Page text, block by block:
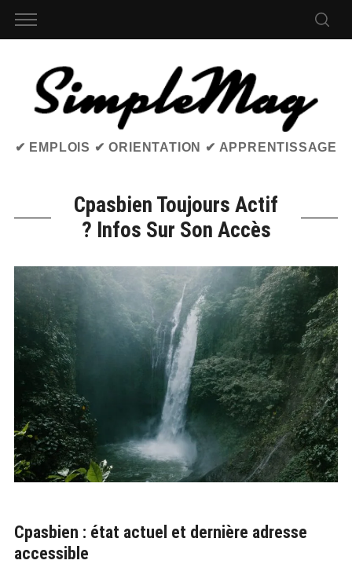
✔ EMPLOIS ✔ ORIENTATION ✔ APPRENTISSAGE
Cpasbien Toujours Actif
? Infos Sur Son Accès
Cpasbien : état actuel et dernière adresse
accessible